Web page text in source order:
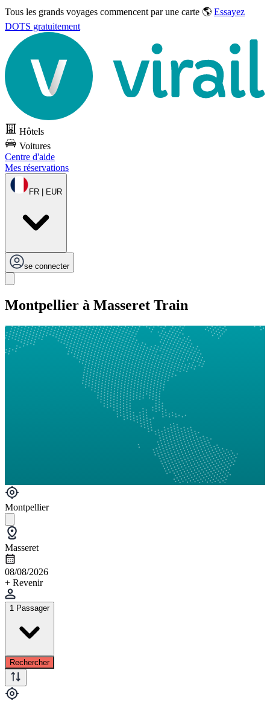
Tous les grands voyages commencent par une carte 🌎 Essayez
DOTS gratuitement
Hôtels
Voitures
Centre d'aide
Mes réservations
FR | EUR
se connecter
Montpellier à Masseret Train
Montpellier
Masseret
08/08/2026
+ Revenir
1 Passager
Rechercher